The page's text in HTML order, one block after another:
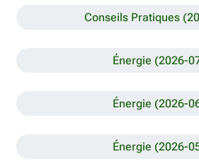
Conseils Pratiques
Énergie (2026-
Énergie (2026-
Énergie (2026-